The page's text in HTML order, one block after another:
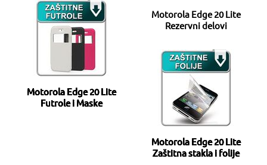
Motorola Edge 20 Lite
Futrole i Maske
Motorola Edge 20 Lite
Rezervni delovi
Motorola Edge 20 Lite
Zaštitna stakla i folije